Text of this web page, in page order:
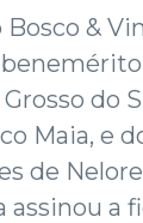
&
do
Maia, e
de
a